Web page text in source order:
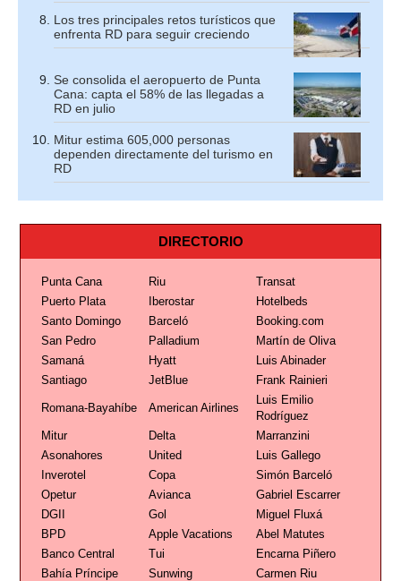
Los tres principales retos turísticos que
enfrenta RD para seguir creciendo
Se consolida el aeropuerto de Punta
Cana: capta el 58% de las llegadas a
RD en julio
Mitur estima 605,000 personas
dependen directamente del turismo en
RD
DIRECTORIO
Punta Cana Riu
Transat
Puerto Plata
Iberostar
Hotelbeds
Santo Domingo
Barceló
Booking.com
San Pedro
Palladium
Martín de Oliva
Samaná
Hyatt
Luis Abinader
Santiago
JetBlue Frank Rainieri
Romana-Bayahíbe American Airlines
Luis Emilio
Rodríguez
Mitur
Delta
Marranzini
Asonahores
United
Luis Gallego
Inverotel
Copa
Simón Barceló
Opetur
Avianca
Gabriel Escarrer
DGII
Gol
Miguel Fluxá
BPD
Apple Vacations
Abel Matutes
Banco Central
Tui
Encarna Piñero
Bahía Príncipe
Sunwing Carmen Riu